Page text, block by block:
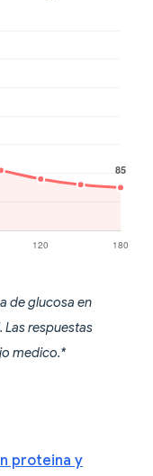
de glucosa en
Las respuestas
medico.*
proteina y